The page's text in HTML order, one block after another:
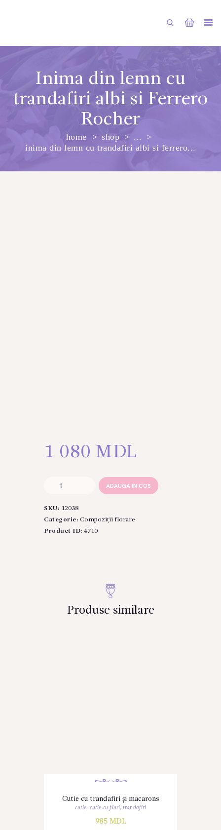
Inima din lemn cu
trandafiri albi si Ferrero
Rocher
home shop
...
inima din lemn cu trandafiri albi si ferrero...
PRINCIPALA
DESPRE NOI
SHOP
ARTICOLE
1 080 MDL
Cantitate
lemn
cu
trandafiri
ADAUGA IN COS
SKU: 12038
Categorie: Compoziții florare
Product ID: 4710
Produse similare
Cutie cu trandafiri și macarons
cutie, cutie cu flori,trandafiri
985 MDL